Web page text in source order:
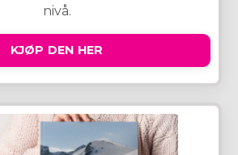
nivå.
KJØP DEN HER